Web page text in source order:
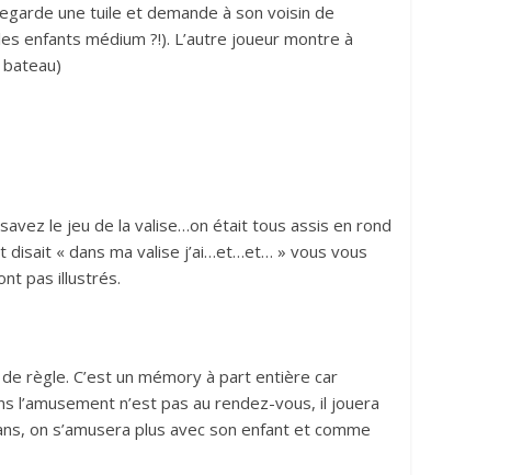
une tuile et demande à son voisin de
enfants médium ?!). L’autre joueur montre à
bateau)
le jeu de la valise…on était tous assis en rond
disait « dans ma valise j’ai…et…et… » vous vous
pas illustrés.
règle. C’est un mémory à part entière car
n’est pas au rendez-vous, il jouera
on s’amusera plus avec son enfant et comme